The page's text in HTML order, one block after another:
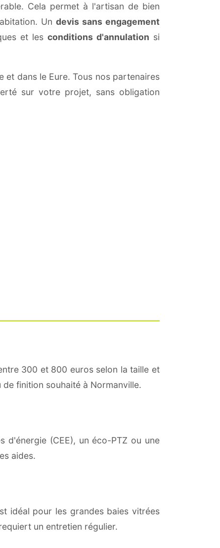
Cela permet à l'artisan de bien
Un devis sans engagement
et les conditions d'annulation si
et dans le Eure. Tous nos partenaires
sur votre projet, sans obligation
300 et 800 euros selon la taille et
finition souhaité à Normanville.
d'énergie (CEE), un éco-PTZ ou une
aides.
idéal pour les grandes baies vitrées
un entretien régulier.